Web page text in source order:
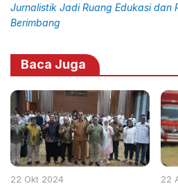
Jurnalistik Jadi Ruang Edukasi dan
Berimbang
Baca Juga
22 Okt 2024 22